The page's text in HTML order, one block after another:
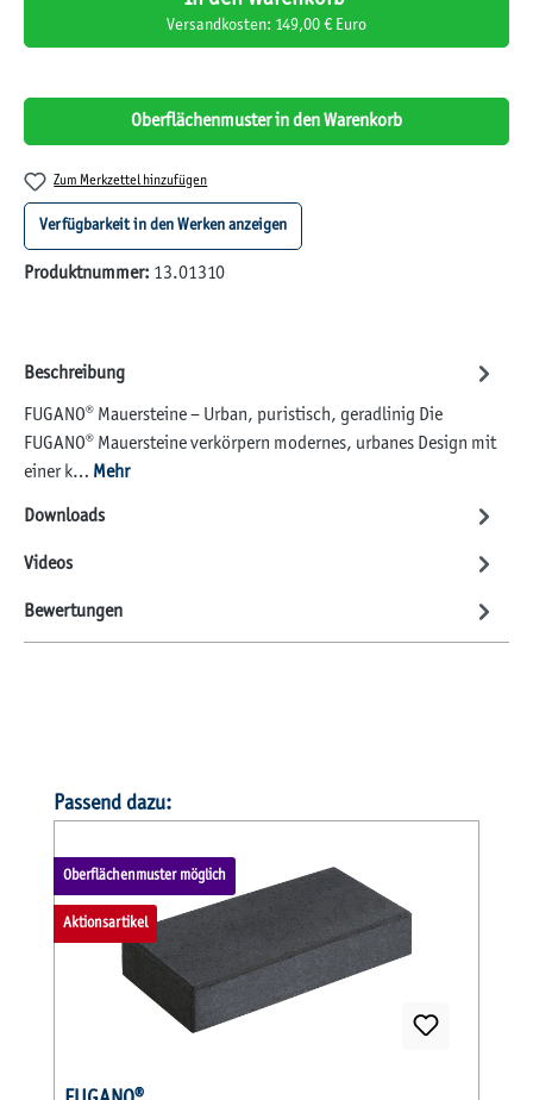
Versandkosten: 149,00 € Euro
Oberflächenmuster in den Warenkorb
Zum Merkzettel hinzufügen
Verfügbarkeit in den Werken anzeigen
Produktnummer: 13.01310
Beschreibung
FUGANO® Mauersteine – Urban, puristisch, geradlinig Die
FUGANO® Mauersteine verkörpern modernes, urbanes Design mit
einer k… Mehr
Downloads
Videos
Bewertungen
Produktgalerie überspringen
Passend dazu:
Oberflächenmuster möglich
Aktionsartikel